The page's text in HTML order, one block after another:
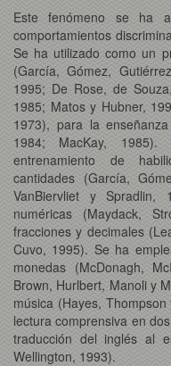
Este fenómeno se ha
comportamientos
Se ha utilizado como un
(García, Gómez,
1995; De Rose, de
1985; Matos y Hubner,
1973), para la
1984; MacKay,
entrenamiento de
cantidades (García,
VanBiervliet y Spradlin,
numéricas (Maydack,
fracciones y decimales
Cuvo, 1995). Se ha
monedas (McDonagh,
Brown, Hurlbert, Manoli y
música (Hayes,
lectura comprensiva en
traducción del inglés al
Wellington, 1993).